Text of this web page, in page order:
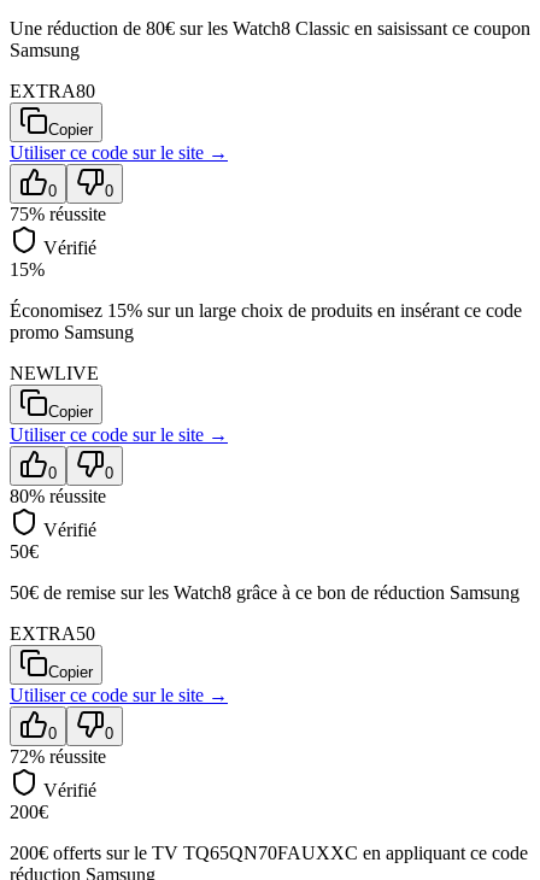
Une réduction de 80€ sur les Watch8 Classic en saisissant ce coupon
Samsung
EXTRA80
Copier
Utiliser ce code surle site →
0 0
75% réussite
Vérifié
15%
Économisez 15% sur un large choix de produits en insérant ce code
promo Samsung
NEWLIVE
Copier
Utiliser ce code surle site →
0 0
80% réussite
Vérifié
50€
50€ de remise sur les Watch8 grâce à ce bon de réduction Samsung
EXTRA50
Copier
Utiliser ce code surle site →
0 0
72% réussite
Vérifié
200€
200€ offerts sur le TV TQ65QN70FAUXXC en appliquant ce code
réduction Samsung